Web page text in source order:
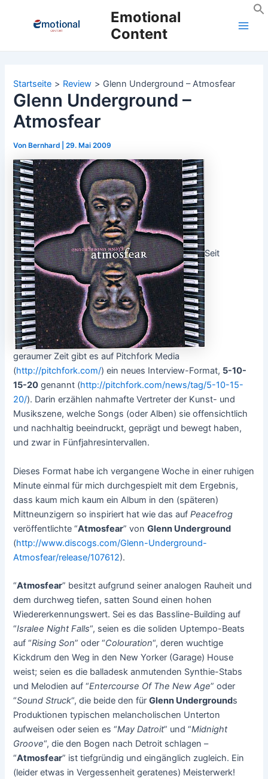
Emotional
Content
Startseite Review Glenn Underground – Atmosfear
Glenn Underground –
Atmosfear
Von Bernhard |29. Mai 2009
Seit
geraumer Zeit gibt es auf Pitchfork Media
(http://pitchfork.com/) ein neues Interview-Format, 5-10-
15-20 genannt (http://pitchfork.com/news/tag/5-10-15-
20/). Darin erzählen nahmafte Vertreter der Kunst- und
Musikszene, welche Songs (oder Alben) sie offensichtlich
und nachhaltig beeindruckt, geprägt und bewegt haben,
und zwar in Fünfjahresintervallen.
Dieses Format habe ich vergangene Woche in einer ruhigen
Minute einmal für mich durchgespielt mit dem Ergebnis,
dass kaum mich kaum ein Album in den (späteren)
Mittneunzigern so inspiriert hat wie das aufPeacefrog
veröffentlichte “Atmosfear” vonGlenn Underground
(http://www.discogs.com/Glenn-Underground-
Atmosfear/release/107612).
“Atmosfear” besitzt aufgrund seiner analogen Rauheit und
dem durchweg tiefen, satten Sound einen hohen
Wiedererkennungswert. Sei es das Bassline-Building auf
“Isralee Night Falls“, seien es die soliden Uptempo-Beats
auf “Rising Son” oder “Colouration“, deren wuchtige
Kickdrum den Weg in den New Yorker (Garage) House
weist; seien es die balladesk anmutenden Synthie-Stabs
und Melodien auf “Entercourse Of The New Age” oder
“Sound Struck“, die beide den fürGlenn Undergrounds
Produktionen typischen melancholischen Unterton
aufweisen oder seien es “May Datroit” und “Midnight
Groove“, die den Bogen nach Detroit schlagen –
“Atmosfear” ist tiefgründig und eingänglich zugleich. Ein
(leider etwas in Vergessenheit geratenes) Meisterwerk!